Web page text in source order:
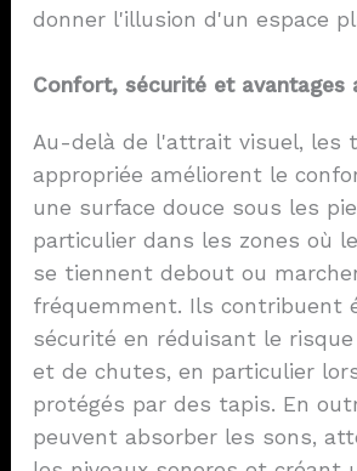
donner l'illusion d'un espace
Confort, sécurité et avantages
Au-delà de l'attrait visuel, les
appropriée améliorent le
une surface douce sous les
particulier dans les zones où
se tiennent debout ou
fréquemment. Ils contribuent
sécurité en réduisant le
et de chutes, en particulier
protégés par des tapis. En
peuvent absorber les sons,